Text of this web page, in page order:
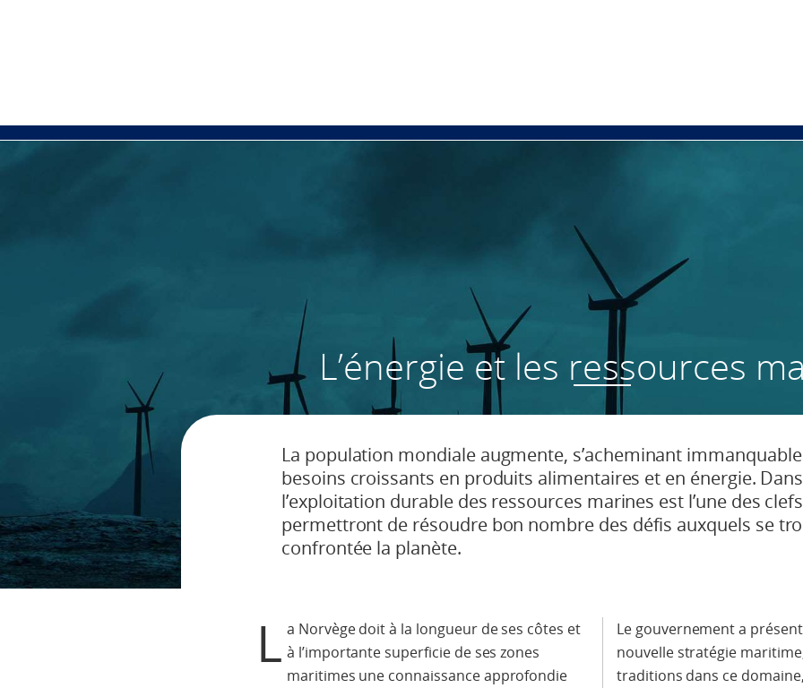
L’énergie et les ressources
La population mondiale augmente, s’acheminant
besoins croissants en produits alimentaires et en énergie.
l’exploitation durable des ressources marines est l’une des
permettront de résoudre bon nombre des défis auxquels se
confrontée la planète.
L a Norvège doit à la longueur de ses côtes et
à l’importante superficie de ses zones
maritimes une connaissance approfondie
Le gouvernement a
nouvelle stratégie
traditions dans ce